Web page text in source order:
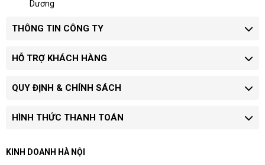
Dương
THÔNG TIN CÔNG TY
HỖ TRỢ KHÁCH HÀNG
QUY ĐỊNH & CHÍNH SÁCH
HÌNH THỨC THANH TOÁN
KINH DOANH HÀ NỘI